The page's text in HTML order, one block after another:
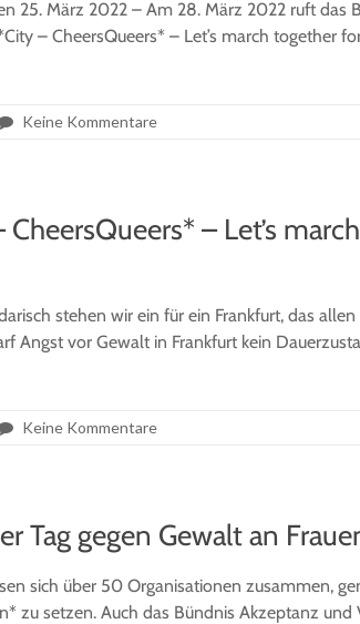
25. März 2022 – Am 28. März 2022 ruft
– CheersQueers* – Let’s march together
Keine Kommentare
– Let’s
stehen wir ein für ein Frankfurt, das
Angst vor Gewalt in Frankfurt kein
Keine Kommentare
Tag gegen Gewalt an
sich über 50 Organisationen zusammen,
zu setzen. Auch das Bündnis Akzeptanz